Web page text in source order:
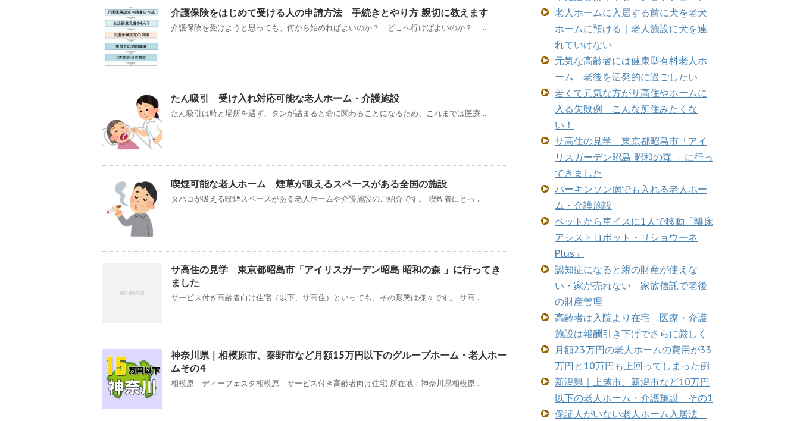
介護保険をはじめて受ける人の申請方法 手続きとやり方 親切に教えます
介護保険を受けようと思っても、何から始めればよいのか？ どこへ行けばよいのか？ ...
たん吸引 受け入れ対応可能な老人ホーム・介護施設
たん吸引は時と場所を選ず、タンが詰まると命に関わることになるため、これまでは医療 ...
喫煙可能な老人ホーム 煙草が吸えるスペースがある全国の施設
タバコが吸える喫煙スペースがある老人ホームや介護施設のご紹介です。 喫煙者にとっ ...
サ高住の見学 東京都昭島市「アイリスガーデン昭島 昭和の森 」に行ってき
ました
サービス付き高齢者向け住宅（以下、サ高住）といっても、その形態は様々です。 サ高 ...
神奈川県｜相模原市、秦野市など月額15万円以下のグループホーム・老人ホー
ムその4
相模原 ディーフェスタ相模原 サービス付き高齢者向け住宅 所在地：神奈川県相模原 ...
老人ホームに入居する前に犬を老犬
ホームに預ける｜老人施設に犬を連
れていけない
元気な高齢者には健康型有料老人ホ
ーム 老後を活発的に過ごしたい
若くて元気な方がサ高住やホームに
入る失敗例 こんな所住みたくな
い！
サ高住の見学 東京都昭島市「アイ
リスガーデン昭島 昭和の森 」に行っ
てきました
パーキンソン病でも入れる老人ホー
ム・介護施設
ベットから車イスに1人で移動「離床
アシストロボット・リショウーネ
Plus」
認知症になると親の財産が使えな
い・家が売れない 家族信託で老後
の財産管理
高齢者は入院より在宅 医療・介護
施設は報酬引き下げでさらに厳しく
月額23万円の老人ホームの費用が33
万円と10万円も上回ってしまった例
新潟県｜上越市、新潟市など10万円
以下の老人ホーム・介護施設 その1
保証人がいない老人ホーム入居法